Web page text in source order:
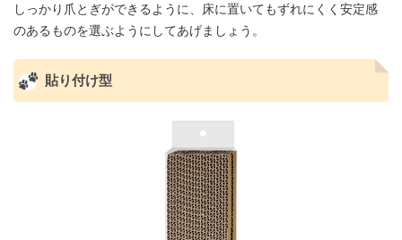
しっかり爪とぎができるように、床に置いてもずれにくく安定感
のあるものを選ぶようにしてあげましょう。
貼り付け型